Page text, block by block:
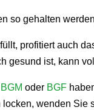
so gehalten
profitiert auch
gesund ist, kann
BGM oder BGF
wenden Sie